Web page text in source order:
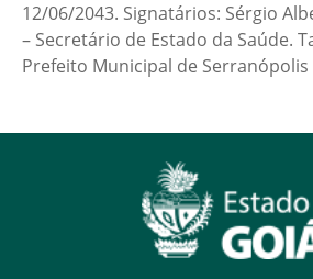
12/06/2043. Signatários: Sérgio
– Secretário de Estado da Saúde.
Prefeito Municipal de Serranópolis